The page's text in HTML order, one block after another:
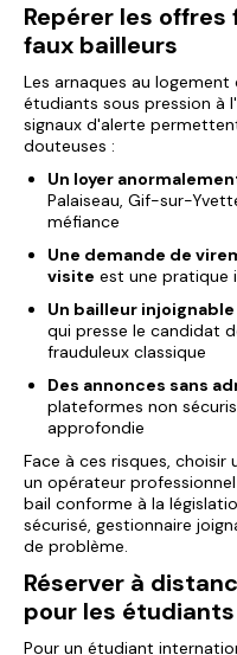
Repérer les
faux bailleurs
Les arnaques au
étudiants sous pression à
signaux d'alerte
douteuses :
Un loyer
Palaiseau, Gif-sur-
méfiance
Une demande de
visite est une pratique
Un bailleur
qui presse le candidat
frauduleux classique
Des annonces sans
plateformes non
approfondie
Face à ces risques,
un opérateur
bail conforme à la
sécurisé, gestionnaire
de problème.
Réserver à
pour les
Pour un étudiant